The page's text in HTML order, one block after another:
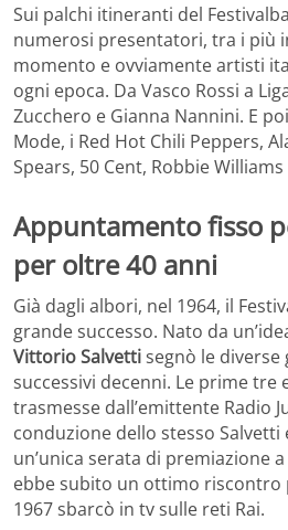
Sui palchi itineranti del
numerosi presentatori, tra i più
momento e ovviamente artisti
ogni epoca. Da Vasco Rossi a
Zucchero e Gianna Nannini. E
Mode, i Red Hot Chili Peppers,
Spears, 50 Cent, Robbie
Appuntamento fisso
per oltre 40 anni
Già dagli albori, nel 1964, il
grande successo. Nato da
Vittorio Salvettisegnò le
successivi decenni. Le prime tre
trasmesse dall’emittente Radio
conduzione dello stesso
un’unica serata di premiazione
ebbe subito un ottimo riscontro
1967 sbarcò in tv sulle reti Rai.